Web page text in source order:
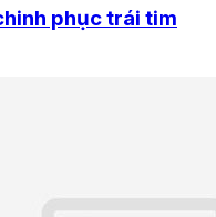
phục trái tim